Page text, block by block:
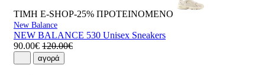
ΤΙΜΗ E-SHOP-25% ΠΡΟΤΕΙΝΟΜΕΝΟ
New Balance
NEW BALANCE 530 Unisex Sneakers
90.00€ 120.00€
αγορά